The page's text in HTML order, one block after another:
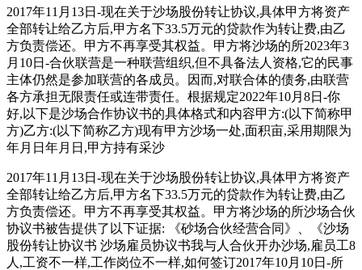
2017年11月13日-现在关于沙场股份转让协议,具体甲方将资产
全部转让给乙方后,甲方名下33.5万元的贷款作为转让费,由乙
方负责偿还。甲方不再享受其权益。甲方将沙场的所2023年3
月10日-合伙联营是一种联营组织,但不具备法人资格,它的民事
主体仍然是参加联营的各成员。因而,对联合体的债务,由联营
各方承担无限责任或连带责任。根据规定2022年10月8日-你
好,以下是沙场合作协议书的具体格式和内容甲方:(以下简称甲
方)乙方:(以下简称乙方)现有甲方沙场一处,面积亩,采用期限为
年月日年月日,甲方持有采沙
2017年11月13日-现在关于沙场股份转让协议,具体甲方将资产
全部转让给乙方后,甲方名下33.5万元的贷款作为转让费,由乙
方负责偿还。甲方不再享受其权益。甲方将沙场的所沙场合伙
协议书被告提供了以下证据: 《砂场合伙经营合同》、《沙场
股份转让协议书 沙场雇员协议书我与人合伙开办沙场,雇员工8
人,工资不一样,工作岗位不一样,如何签订2017年10月10日-所